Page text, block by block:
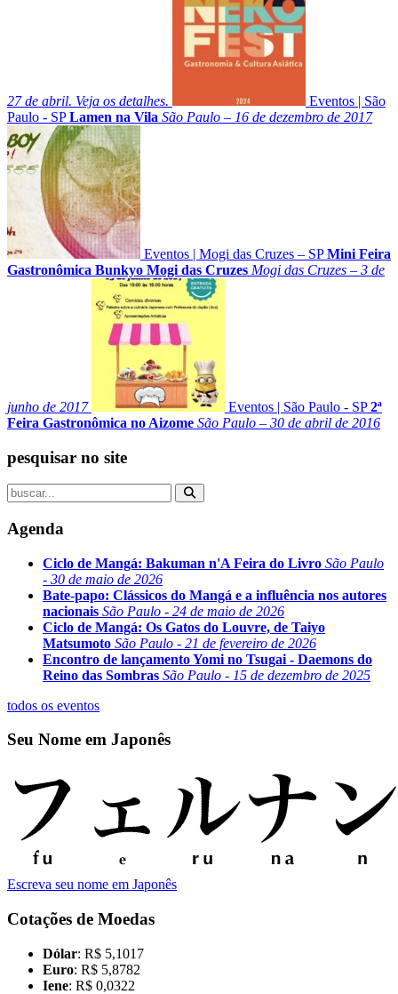
27 de abril. Veja os detalhes. Eventos | São
Paulo - SP Lamen na Vila São Paulo – 16 de dezembro de 2017
Eventos | Mogi das Cruzes – SP Mini Feira
Gastronômica Bunkyo Mogi das Cruzes Mogi das Cruzes – 3 de
junho de 2017 Eventos | São Paulo - SP 2ª
Feira Gastronômica no Aizome São Paulo – 30 de abril de 2016
pesquisar no site
Agenda
Ciclo de Mangá: Bakuman n'A Feira do Livro São Paulo
- 30 de maio de 2026
Bate-papo: Clássicos do Mangá e a influência nos autores
nacionais São Paulo - 24 de maio de 2026
Ciclo de Mangá: Os Gatos do Louvre, de Taiyo
Matsumoto São Paulo - 21 de fevereiro de 2026
Encontro de lançamento Yomi no Tsugai - Daemons do
Reino das Sombras São Paulo - 15 de dezembro de 2025
todos os eventos
Seu Nome em Japonês
Escreva seu nome em Japonês
Cotações de Moedas
Dólar: R$ 5,1017
Euro: R$ 5,8782
Iene: R$ 0,0322